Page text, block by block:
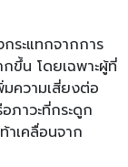
ระแทกจากการ
ขึ้น โดยเฉพาะผู้ที่
มความเสี่ยงต่อ
ภาวะที่กระดูก
าเคลื่อนจาก